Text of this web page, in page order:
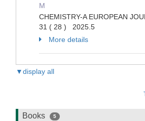
M
CHEMISTRY-A EUROPEAN
31 ( 28 ) 2025.5
More details
▼display all
Books 5